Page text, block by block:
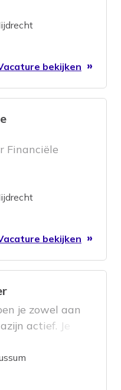
bekijken
Financiële
bekijken
je zowel aan
actief. Je
opslag en
Aan de balie